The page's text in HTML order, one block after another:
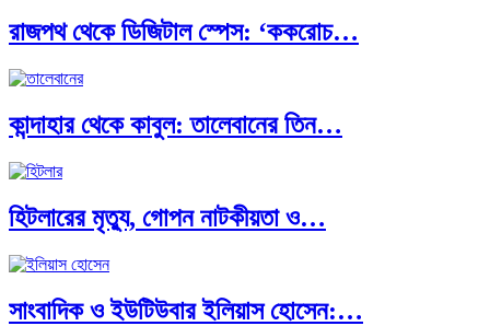
পৃথিবীতে বর্তমানে মোট দেশের সংখ্যা…
এশিয়ান সেঞ্চুরির দ্বৈরথ: চীন-ভারতের বৈশ্বিক…
রাজপথ থেকে ডিজিটাল স্পেস: ‘ককরোচ…
কান্দাহার থেকে কাবুল: তালেবানের তিন…
হিটলারের মৃত্যু, গোপন নাটকীয়তা ও…
সাংবাদিক ও ইউটিউবার ইলিয়াস হোসেন:…